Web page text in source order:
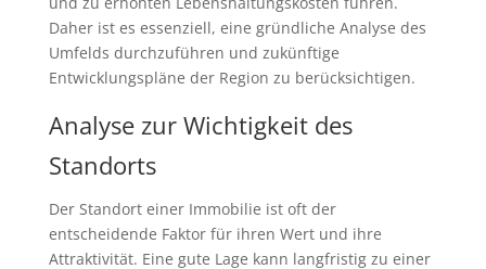
Daher ist es essenziell, eine gründliche Analyse des
Umfelds durchzuführen und zukünftige
Entwicklungspläne der Region zu berücksichtigen.
Analyse zur Wichtigkeit des
Standorts
Der Standort einer Immobilie ist oft der
entscheidende Faktor für ihren Wert und ihre
Attraktivität. Eine gute Lage kann langfristig zu einer